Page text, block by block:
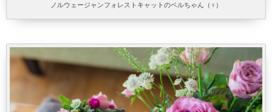
ノルウェージャンフォレストキャットのベルちゃん（♀）